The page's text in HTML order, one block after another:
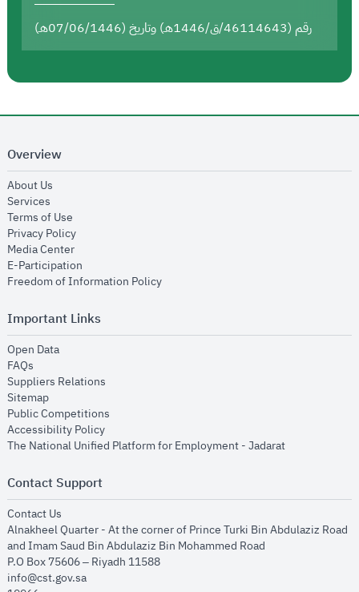
رقم (46114643/ق/1446هـ) وتاريخ (07/06/1446هـ)
Overview
About Us
Services
Terms of Use
Privacy Policyopens in new window
Media Centeropens in new window
E-Participation
Freedom of Information Policyopens in new window
Important Links
Open Dataopens in new window
FAQs
Suppliers Relations
Sitemapopens in new window
Public Competitions
Accessibility Policyopens in new window
The National Unified Platform for Employment - Jadaratopens in new
Contact Support
Contact Us
Alnakheel Quarter - At the corner of Prince Turki Bin Abdulaziz Road
and Imam Saud Bin Abdulaziz Bin Mohammed Road​
P.O Box 75606 – Riyadh 11588
info@cst.gov.sa